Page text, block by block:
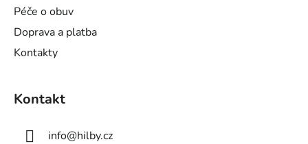
Péče o obuv
Doprava a platba
Kontakty
Kontakt
info@hilby.cz